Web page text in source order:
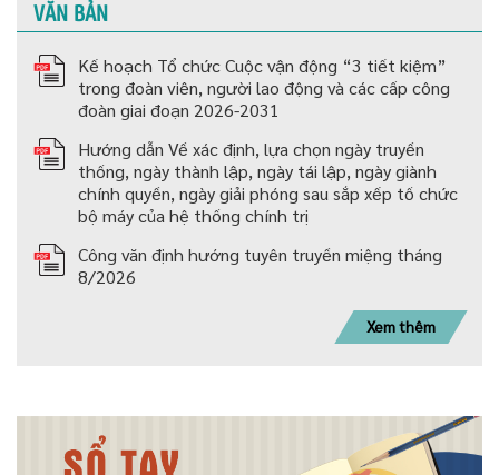
VĂN BẢN
Kế hoạch Tổ chức Cuộc vận động “3 tiết kiệm”
trong đoàn viên, người lao động và các cấp công
đoàn giai đoạn 2026-2031
Hướng dẫn Về xác định, lựa chọn ngày truyền
thống, ngày thành lập, ngày tái lập, ngày giành
chính quyền, ngày giải phóng sau sắp xếp tố chức
bộ máy của hệ thống chính trị
Công văn định hướng tuyên truyền miệng tháng
8/2026
Xem thêm